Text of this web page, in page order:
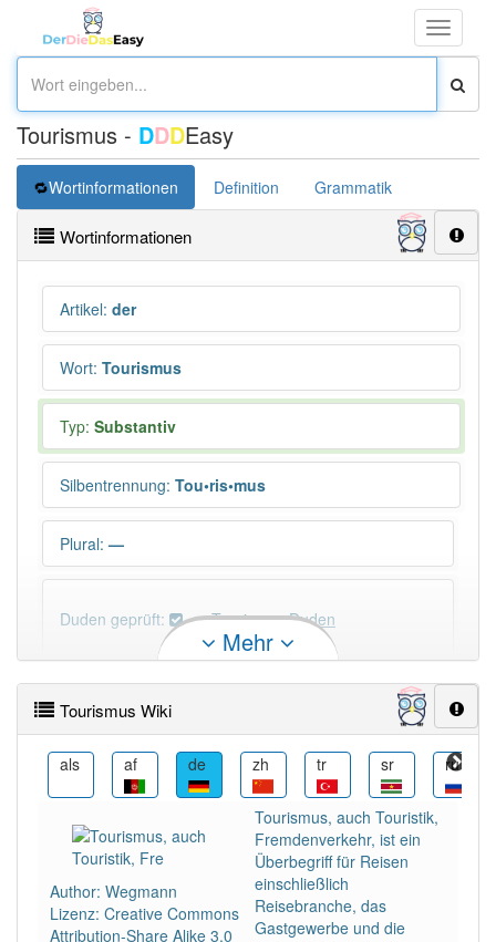
Toggle
Tourismus - DDDEasy
Wortinformationen Definition Grammatik
Wortinformationen
Artikel: der
Wort: Tourismus
Typ: Substantiv
Silbentrennung: Tou•ris•mus
Plural: —
Duden geprüft: Tourismus Duden
PowerIndex:451
Häufigkeit: 6 von 10
Wörter mit Endung -tourismus: 15
Wörter mit Endung-tourismusaber mit einem
anderen Artikel der: 0
Mehr
Tourismus Wiki
als af de zh tr sr ru
Author: Wegmann
Lizenz: Creative Commons
Attribution-Share Alike 3.0
Tourismus, auch Touristik,
Fremdenverkehr, ist ein
Überbegriff für Reisen
einschließlich
Reisebranche, das
Gastgewerbe und die